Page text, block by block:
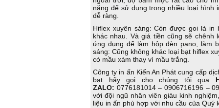
năng để sử dụng trong nhiều loại hình
dễ ràng.
Hiflex xuyên sáng: Còn được goi là
khác nhau. Và giá tiền cũng sẽ
ứng dụng để làm hộp đèn pano, làm
sáng: Cũng không khác loại bạt hiflex
có mầu xám thay vì mầu trắng.
Công ty in ấn Kiến An Phát cung cấp
bạt hãy gọi cho chúng tôi qua
ZALO: 0776181014 – 0906716196 –
với đội ngũ nhân viên giàu kinh
liệu in ấn phù hợp với nhu cầu của Quý